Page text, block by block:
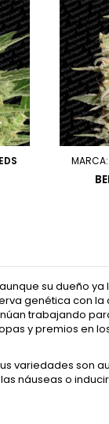
MARCA:
su dueño ya
genética con
trabajando
y premios en
variedades son
náuseas o